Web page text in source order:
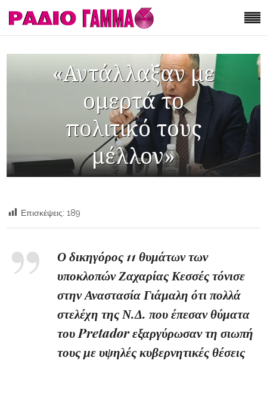
«Αντάλλαξαν με
ομερτά το
πολιτικό τους
μέλλον»
Επισκέψεις: 189
Ο δικηγόρος 11 θυμάτων των
υποκλοπών Ζαχαρίας Κεσσές τόνισε
στην Αναστασία Γιάμαλη ότι πολλά
στελέχη της Ν.Δ. που έπεσαν θύματα
του Pretador εξαργύρωσαν τη σιωπή
τους με υψηλές κυβερνητικές θέσεις